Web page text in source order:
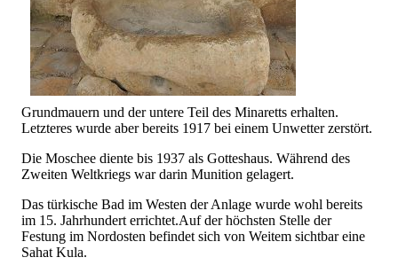
Grundmauern und der untere Teil des Minaretts erhalten.
Letzteres wurde aber bereits 1917 bei einem Unwetter zerstört.
Die Moschee diente bis 1937 als Gotteshaus. Während des
Zweiten Weltkriegs war darin Munition gelagert.
Das türkische Bad im Westen der Anlage wurde wohl bereits
im 15. Jahrhundert errichtet.Auf der höchsten Stelle der
Festung im Nordosten befindet sich von Weitem sichtbar eine
Sahat Kula.